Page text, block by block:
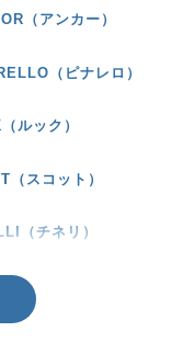
（アンカー）
（ピナレロ）
ルック）
（スコット）
（チネリ）